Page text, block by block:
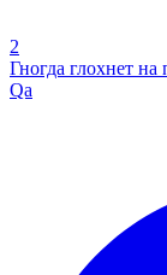
2
Гногда глохнет
Qa